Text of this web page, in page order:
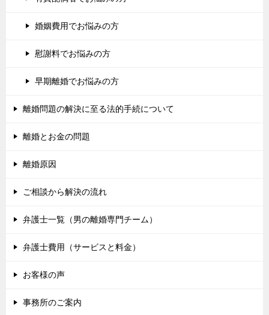
婚姻費用でお悩みの方
慰謝料でお悩みの方
早期離婚でお悩みの方
離婚問題の解決に至る法的手続について
離婚とお金の問題
離婚原因
ご相談から解決の流れ
弁護士一覧（男の離婚専門チーム）
弁護士費用（サービスと料金）
お客様の声
事務所のご案内